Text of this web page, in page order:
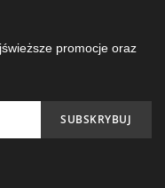
promocje oraz
SUBSKRYBUJ